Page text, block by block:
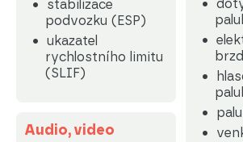
stabilizace
podvozku (ESP)
ukazatel
rychlostního limitu
(SLIF)
Audio, video